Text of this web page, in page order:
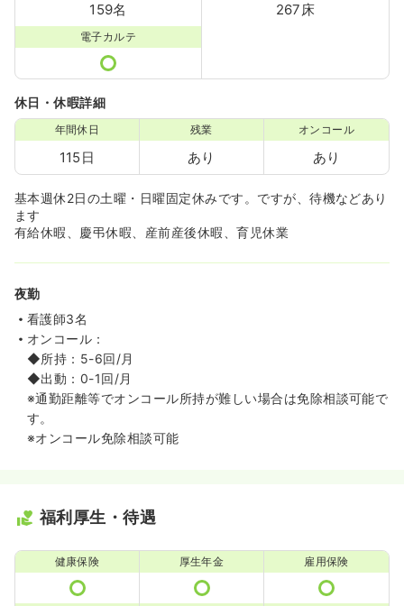
159名 267床
電子カルテ
休日・休暇詳細
年間休日
115日
残業
あり
オンコール
あり
基本週休2日の土曜・日曜固定休みです。ですが、待機などあり
ます
有給休暇、慶弔休暇、産前産後休暇、育児休業
夜勤
看護師3名
オンコール：
◆所持：5-6回/月
◆出動：0-1回/月
※通勤距離等でオンコール所持が難しい場合は免除相談可能で
す。
※オンコール免除相談可能
福利厚生・待遇
健康保険 厚生年金 雇用保険